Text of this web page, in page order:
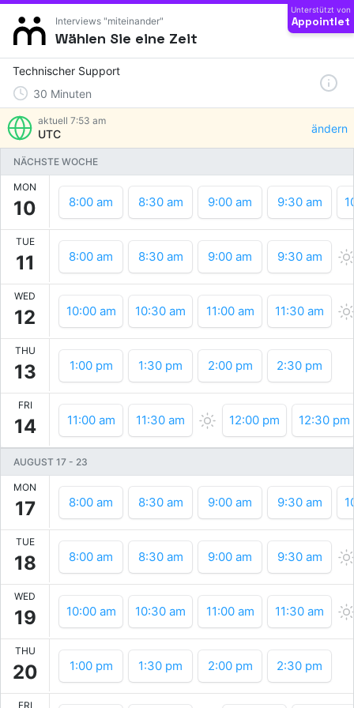
Interviews "miteinander"
Wählen Sie eine Zeit
Unterstützt von
Appointlet
Technischer Support
30 Minuten
aktuell 7:53 am
UTC ändern
NÄCHSTE WOCHE
MON
10 8:00 am 8:30 am 9:00 am 9:30 am
TUE
11 8:00 am 8:30 am 9:00 am 9:30 am
WED
12 10:00 am 10:30 am 11:00 am 11:30 am
THU
13 1:00 pm 1:30 pm 2:00 pm 2:30 pm
FRI
14 11:00 am 11:30 am 12:00 pm 12:30 pm
AUGUST 17 - 23
MON
17 8:00 am 8:30 am 9:00 am 9:30 am
TUE
18 8:00 am 8:30 am 9:00 am 9:30 am
WED
19 10:00 am 10:30 am 11:00 am 11:30 am
THU
20 1:00 pm 1:30 pm 2:00 pm 2:30 pm
FRI